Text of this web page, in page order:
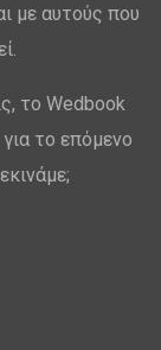
με αυτούς που
το Wedbook
το επόμενο